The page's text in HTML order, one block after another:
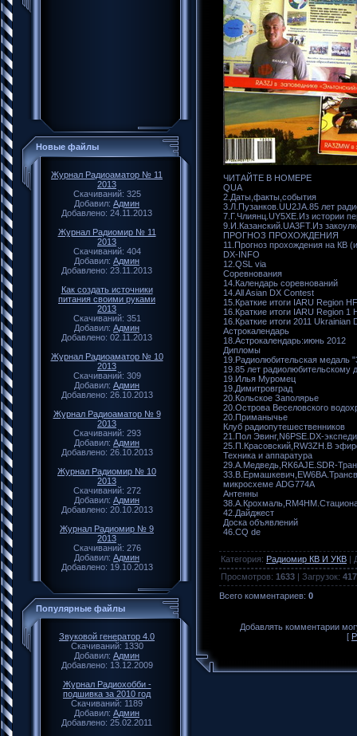
Новые файлы
Журнал Радиоаматор № 11
2013
Скачиваний: 325
Добавил: Админ
Добавлено: 24.11.2013
Журнал Радиомир № 11
2013
Скачиваний: 404
Добавил: Админ
Добавлено: 23.11.2013
Как создать источники
питания своими руками
2013
Скачиваний: 351
Добавил: Админ
Добавлено: 02.11.2013
Журнал Радиоаматор № 10
2013
Скачиваний: 309
Добавил: Админ
Добавлено: 26.10.2013
Журнал Радиоаматор № 9
2013
Скачиваний: 293
Добавил: Админ
Добавлено: 26.10.2013
Журнал Радиомир № 10
2013
Скачиваний: 272
Добавил: Админ
Добавлено: 20.10.2013
Журнал Радиомир № 9
2013
Скачиваний: 276
Добавил: Админ
Добавлено: 19.10.2013
Популярные файлы
Звуковой генератор 4.0
Скачиваний: 1330
Добавил: Админ
Добавлено: 13.12.2009
Журнал Радиохобби -
подшивка за 2010 год
Скачиваний: 1189
Добавил: Админ
Добавлено: 25.02.2011
ЧИТАЙТЕ В НОМЕРЕ
QUA
2.Даты,факты,события
3.Л.Пузанков.UU2JA.85 лет
7.Г.Члиянц.UY5XE.Из истории
9.И.Казанский.UA3FT.Из
ПРОГНОЗ ПРОХОЖДЕНИЯ
11.Прогноз прохождения на КВ
DX-INFO
12.QSL via
Соревнования
14.Календарь соревнований
14.All Asian DX Contest
15.Краткие итоги IARU Region
16.Краткие итоги IARU Region 1
16.Краткие итоги 2011 Ukrainian
Астрокалендарь
18.Астрокалендарь:июнь 2012
Дипломы
19.Радиолюбительская медаль
19.85 лет радиолюбительскому
19.Илья Муромец
19.Димитровград
20.Кольское Заполярье
20.Острова Веселовского
20.Приманычье
Клуб радиопутешественников
21.Пол Эвинг,N6PSE.DX-
25.П.Красовский,RW3ZH.В
Техника и аппаратура
29.А.Медведь,RK6AJE.SDR-
микросхеме ADG774A
Антенны
42.Дайджест
Доска объявлений
46.CQ de
Категория: Радиомир КВ И УКВ |
Просмотров: 1633 | Загрузок: 417
Всего комментариев: 0
Добавлять комментарии
[